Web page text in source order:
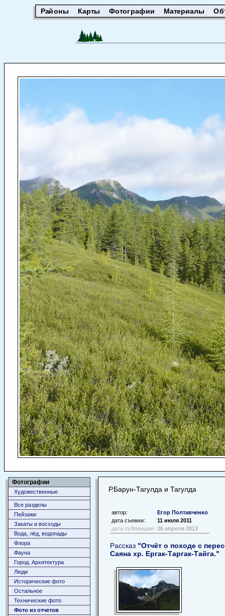
Районы Карты Фотографии Материалы
Фотографии
Художественные
Все разделы
Пейзажи
Закаты и восходы
Вода, лёд, водопады
Флора
Фауна
Город. Архитектура
Люди
Исторические фото
Остальное
Технические фото
Фото из отчетов
Р.Барун-Тагулда и Тагулда
автор:
Егор Полтавченко
дата съемки:
11 июля 2011
дата публикации: 26 апреля 2013
Рассказ "Отчёт о походе c
Саяна хр. Ергак-Таргак-Тайга."